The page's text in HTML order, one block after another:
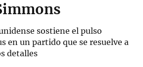
sostiene el pulso
en un partido que se resuelve a
detalles